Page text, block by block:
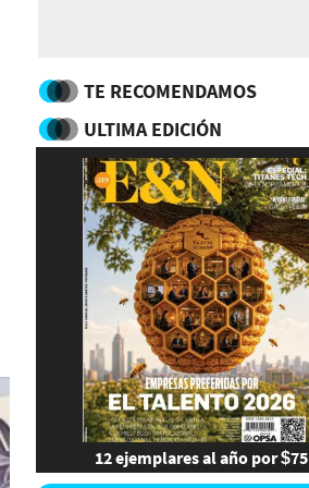
TE RECOMENDAMOS
ULTIMA EDICIÓN
12 ejemplares al año por $75